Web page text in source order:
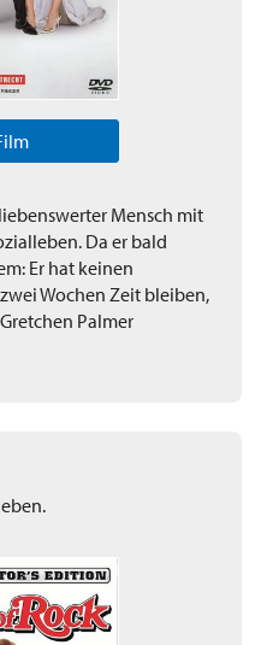
Mensch mit
Da er bald
Er hat keinen
Wochen Zeit bleiben,
Palmer